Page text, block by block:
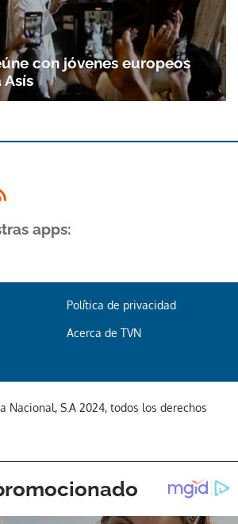
suscribirte a nuestro boletín.
con jóvenes europeos
Asís
apps:
Política de privacidad
Acerca de TVN
Nacional, S.A 2024, todos los derechos